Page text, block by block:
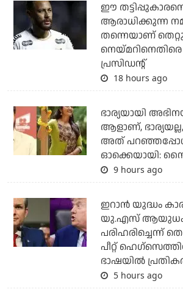
ഈ
ആരാധിക്കുന്ന
തന്നെയാണ്
പ്രസിഡന്റ്
18 hours ago
ഭാര്യയായി
ആളാണ്,
അത്
ഓക്കെയായി:
9 hours ago
ഇറാന്‍ യുദ്ധം
യു.എസ്
പരിഹരിച്ചെന്ന്
പീറ്റ്
ഭാഷയില്‍
5 hours ago